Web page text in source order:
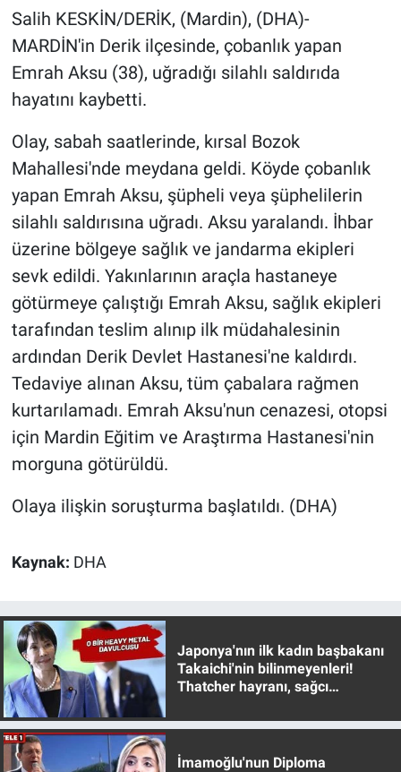
Salih KESKİN/DERİK, (Mardin), (DHA)-
MARDİN'in Derik ilçesinde, çobanlık yapan
Emrah Aksu (38), uğradığı silahlı saldırıda
hayatını kaybetti.
Olay, sabah saatlerinde, kırsal Bozok
Mahallesi'nde meydana geldi. Köyde çobanlık
yapan Emrah Aksu, şüpheli veya şüphelilerin
silahlı saldırısına uğradı. Aksu yaralandı. İhbar
üzerine bölgeye sağlık ve jandarma ekipleri
sevk edildi. Yakınlarının araçla hastaneye
götürmeye çalıştığı Emrah Aksu, sağlık ekipleri
tarafından teslim alınıp ilk müdahalesinin
ardından Derik Devlet Hastanesi'ne kaldırdı.
Tedaviye alınan Aksu, tüm çabalara rağmen
kurtarılamadı. Emrah Aksu'nun cenazesi, otopsi
için Mardin Eğitim ve Araştırma Hastanesi'nin
morguna götürüldü.
Olaya ilişkin soruşturma başlatıldı. (DHA)
Kaynak: DHA
Japonya'nın ilk kadın başbakanı
Takaichi'nin bilinmeyenleri!
Thatcher hayranı, sağcı
İmamoğlu'nun Diploma
Gündem Özel
Günün görüntüsü
Haber
İlan
Kimdir
Koronavirüs
Kültür Sanat
Ne demişti
Nedir
Popüler
Programlar
Teknoloji
Türkiye'nin Geleceği
Türkiye'nin Gündemi